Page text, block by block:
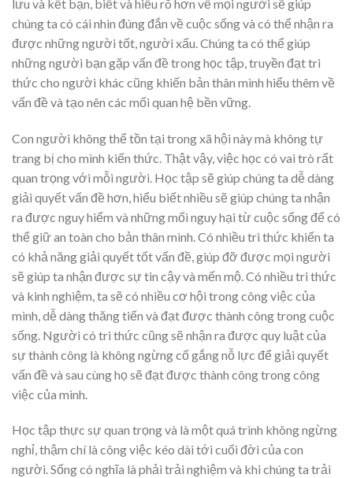
lưu và kết bạn, biết và hiểu rõ hơn về mọi người sẽ giúp
chúng ta có cái nhìn đúng đắn về cuộc sống và có thể nhận ra
được những người tốt, người xấu. Chúng ta có thể giúp
những người bạn gặp vấn đề trong học tập, truyền đạt tri
thức cho người khác cũng khiến bản thân mình hiểu thêm về
vấn đề và tạo nên các mối quan hệ bền vững.
Con người không thể tồn tại trong xã hội này mà không tự
trang bị cho mình kiến thức. Thật vậy, việc học có vai trò rất
quan trọng với mỗi người. Học tập sẽ giúp chúng ta dễ dàng
giải quyết vấn đề hơn, hiểu biết nhiều sẽ giúp chúng ta nhận
ra được nguy hiểm và những mối nguy hại từ cuộc sống để có
thể giữ an toàn cho bản thân mình. Có nhiều tri thức khiến ta
có khả năng giải quyết tốt vấn đề, giúp đỡ được mọi người
sẽ giúp ta nhận được sự tin cậy và mến mộ. Có nhiều tri thức
và kinh nghiệm, ta sẽ có nhiều cơ hội trong công việc của
mình, dễ dàng thăng tiến và đạt được thành công trong cuộc
sống. Người có tri thức cũng sẽ nhận ra được quy luật của
sự thành công là không ngừng cố gắng nỗ lực để giải quyết
vấn đề và sau cùng họ sẽ đạt được thành công trong công
việc của mình.
Học tập thực sự quan trọng và là một quá trình không ngừng
nghỉ, thậm chí là công việc kéo dài tới cuối đời của con
người. Sống có nghĩa là phải trải nghiệm và khi chúng ta trải